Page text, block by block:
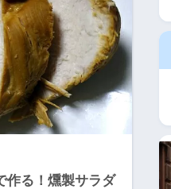
作る！燻製サラダ